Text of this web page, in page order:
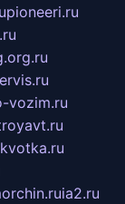
pioneeri.ru
vozim.ru
kvotka.ru
ia2.ru